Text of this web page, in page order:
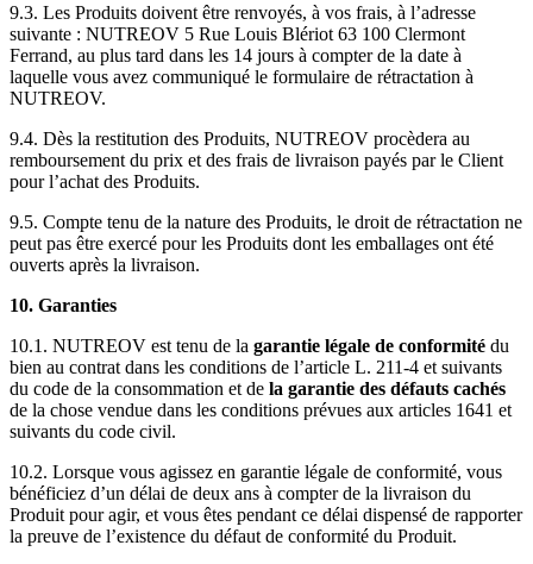
9.3. Les Produits doivent être renvoyés, à vos frais, à l’adresse
suivante : NUTREOV 5 Rue Louis Blériot 63 100 Clermont
Ferrand, au plus tard dans les 14 jours à compter de la date à
laquelle vous avez communiqué le formulaire de rétractation à
NUTREOV.
9.4. Dès la restitution des Produits, NUTREOV procèdera au
remboursement du prix et des frais de livraison payés par le Client
pour l’achat des Produits.
9.5. Compte tenu de la nature des Produits, le droit de rétractation ne
peut pas être exercé pour les Produits dont les emballages ont été
ouverts après la livraison.
10. Garanties
10.1. NUTREOV est tenu de la garantie légale de conformité du
bien au contrat dans les conditions de l’article L. 211-4 et suivants
du code de la consommation et de la garantie des défauts cachés
de la chose vendue dans les conditions prévues aux articles 1641 et
suivants du code civil.
10.2. Lorsque vous agissez en garantie légale de conformité, vous
bénéficiez d’un délai de deux ans à compter de la livraison du
Produit pour agir, et vous êtes pendant ce délai dispensé de rapporter
la preuve de l’existence du défaut de conformité du Produit.